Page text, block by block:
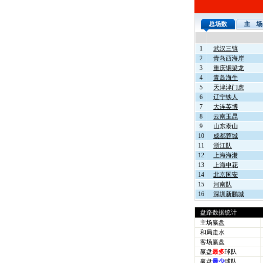
总场数 主 场
1
武汉三镇
2
青岛西海岸
3
重庆铜梁龙
4
青岛海牛
5
天津津门虎
6
辽宁铁人
7
大连英博
8
云南玉昆
9
山东泰山
10
成都蓉城
11
浙江队
12
上海海港
13
上海申花
14
北京国安
15
河南队
16
深圳新鹏城
盘路数据统计
主场赢盘
和局走水
客场赢盘
赢盘最多球队
赢盘最少球队